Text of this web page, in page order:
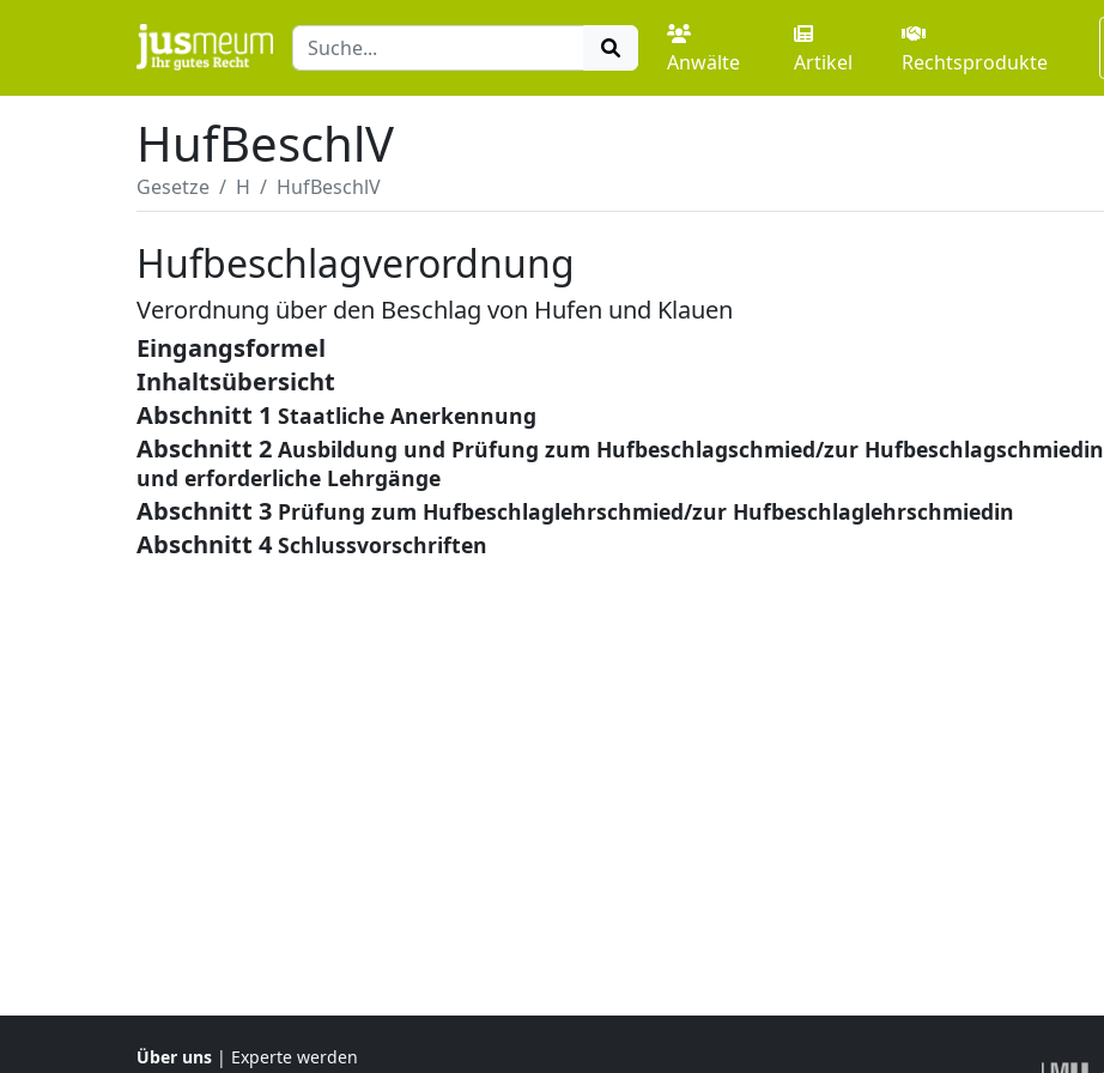
Anwälte Artikel Rechtsprodukte
HufBeschlV
Gesetze H HufBeschlV
Hufbeschlagverordnung
Verordnung über den Beschlag von Hufen und Klauen
Eingangsformel
Inhaltsübersicht
Abschnitt 1 Staatliche Anerkennung
Abschnitt 2 Ausbildung und Prüfung zum Hufbeschlagschmied/zur Hufbeschlagschmiedin
und erforderliche Lehrgänge
Abschnitt 3 Prüfung zum Hufbeschlaglehrschmied/zur Hufbeschlaglehrschmiedin
Abschnitt 4 Schlussvorschriften
Über uns | Experte werden